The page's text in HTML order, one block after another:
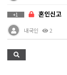
+1 혼인신고
내국인 2